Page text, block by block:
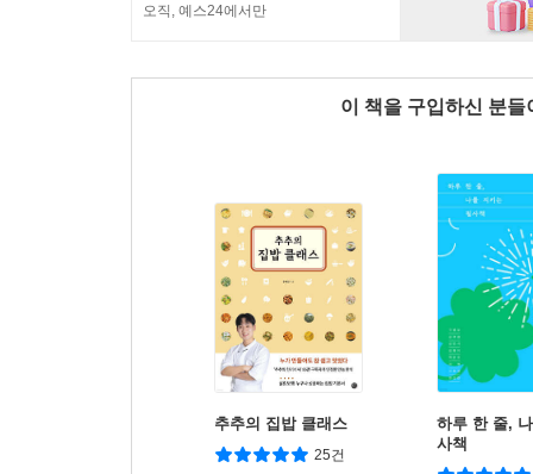
오직, 예스24에서만
이 책을 구입하신 분
추추의 집밥 클래스
25건
하루 한 줄,
사책